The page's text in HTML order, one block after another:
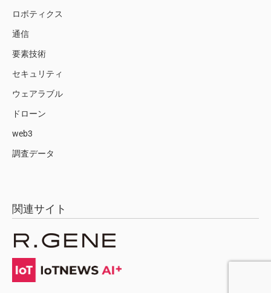
ロボティクス
通信
要素技術
セキュリティ
ウェアラブル
ドローン
web3
調査データ
関連サイト